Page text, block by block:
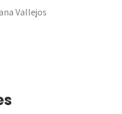
Vallejos